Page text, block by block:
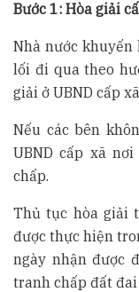
Bước 1: Hòa giải
Nhà nước
lối đi qua theo
giải ở UBND cấp
Nếu các bên
UBND cấp xã
chấp.
Thủ tục hòa giải
được thực hiện
ngày nhận được
tranh chấp đất